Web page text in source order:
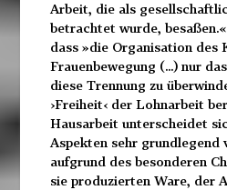
Arbeit, die als
betrachtet wurde,
dass »die Organisation des
Frauenbewegung (...) nur
diese Trennung zu
›Freiheit‹ der Lohnarbeit
Hausarbeit unterscheidet
Aspekten sehr grundlegend
aufgrund des besonderen
sie produzierten Ware, der